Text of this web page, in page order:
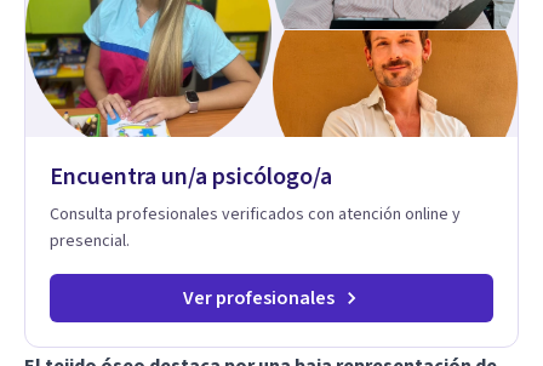
Encuentra un/a psicólogo/a
Consulta profesionales verificados con atención online y
presencial.
Ver profesionales